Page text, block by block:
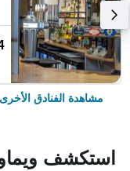
مشاهدة الفنادق
استكشف